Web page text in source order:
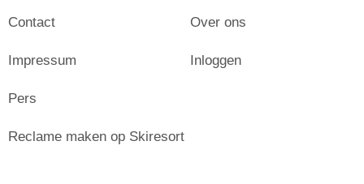
Contact
Impressum
Pers
Over ons
Inloggen
Reclame maken op Skiresort